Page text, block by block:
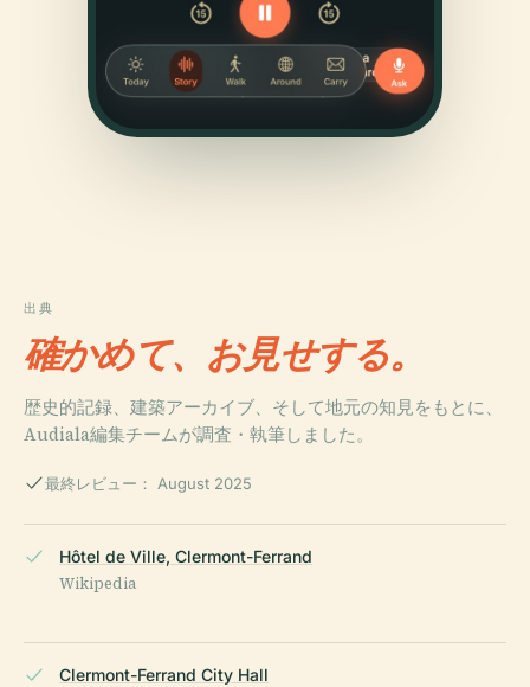
出典
確かめて、お見せする。
歴史的記録、建築アーカイブ、そして地元の知見をもとに、
Audiala編集チームが調査・執筆しました。
最終レビュー： August 2025
Hôtel de Ville, Clermont-Ferrand
Wikipedia
Clermont-Ferrand City Hall